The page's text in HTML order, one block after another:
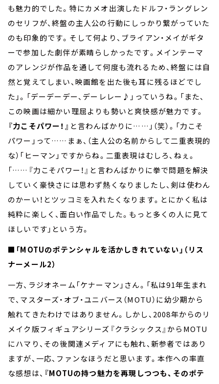
も魅力的でした。特にカメオ出演したドルフ・ラングレン
のセリフが、終盤の主人公の行動にしっかり繋がっていた
のも印象的です。そして何より、ブライアン・メイがギタ
ーで参加した劇伴が素晴らしかったです。メインテーマ
のアレンジが作品を通して何度も流れるため、終盤には自
然と覚えてしまい、映画館を出た後も耳に残るほどでし
た」。「デーデーデー、デーレレー♪」っていうね。「また、
この映画は細かい理屈よりも勢いと爽快感が魅力です。
『力こそパワー！』 と言わんばかりに……」（笑）。「力こそ
パワー」って……まぁ、（主人公の名前からして二重表現的
な）「ヒーマン」ですからね。二重表現はむしろ、ねぇ。
「……『力こそパワー！』と言わんばかりに拳で問題を解決
していく豪快さには思わず熱くなりましたし、剣は使わん
のかーい！とツッコミを入れたくなります。とにかく私は
純粋に楽しく、面白い作品でした。もっと多くの人に見て
ほしいです」という方。
■「MOTUのポテンシャルを活かしきれていない」（リス
ナーメール2）
一方、ラジオネーム「ケナーマン」さん。「私は91年生まれ
で、マスターズ・オブ・ユニバース（MOTU）に幼少期から
触れてきたわけではありません。しかし、2008年からのリ
メイク版フィギュアシリーズ『クラシックス』からMOTU
にハマり、その後関連メディアにも触れ、新参者ではあり
ますが、一応、ファンなほうだと思います。本作への率直
な感想は、 『MOTUの持つ魅力を再現しつつも、そのポテ